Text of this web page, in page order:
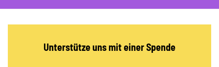
Unterstütze uns mit einer Spende